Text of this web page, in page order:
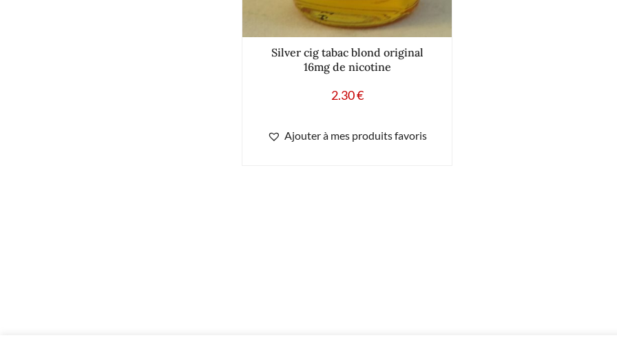
Silver cig tabac blond original
16mg de nicotine
2.30€
Ajouter à mes produits favoris